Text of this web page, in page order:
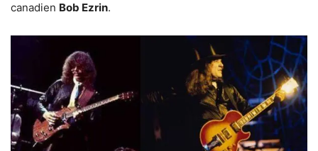
canadien Bob Ezrin.